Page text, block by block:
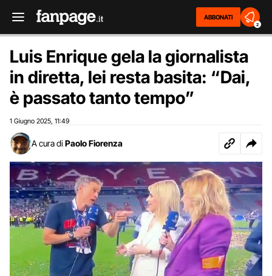
ABBONATI
2
Luis Enrique gela la giornalista
in diretta, lei resta basita: “Dai,
è passato tanto tempo”
1 Giugno 2025 11:49
A cura di Paolo Fiorenza